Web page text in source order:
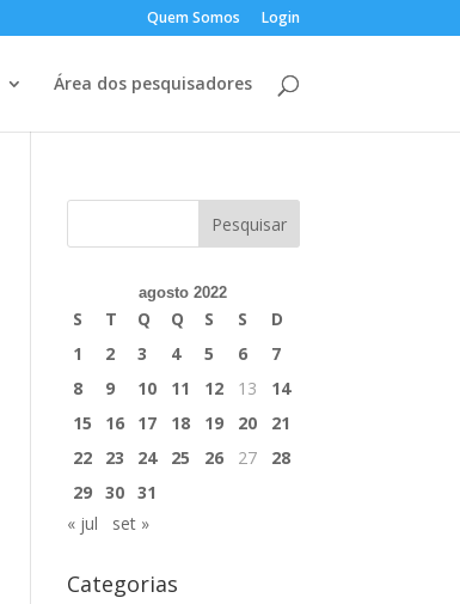
Quem Somos Login
Área dos pesquisadores
agosto 2022
S T Q Q S S
D
1
2 3 4 5 6
7
8
9 10 11 12 13
14
15
16 17 18 19 20
21
22
23 24 25 26 27
28
29 30 31
« jul
set »
Categorias